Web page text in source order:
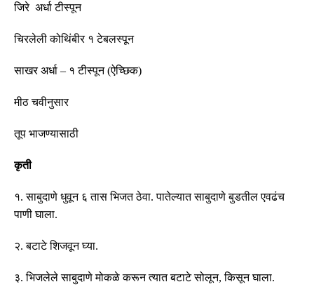
जिरे अर्धाटीस्पून
चिरलेली कोथिंबीर १ टेबलस्पून
साखर अर्धा – १टीस्पून (ऐच्छिक)
मीठ चवीनुसार
तूप भाजण्यासाठी
कृती
१.साबुदाणे धुवून ६ तास भिजत ठेवा.पातेल्यात साबुदाणे बुडतील एवढंच
पाणी घाला.
२.बटाटे शिजवून घ्या.
३.भिजलेले साबुदाणे मोकळे करून त्यात बटाटे सोलून,किसून घाला.